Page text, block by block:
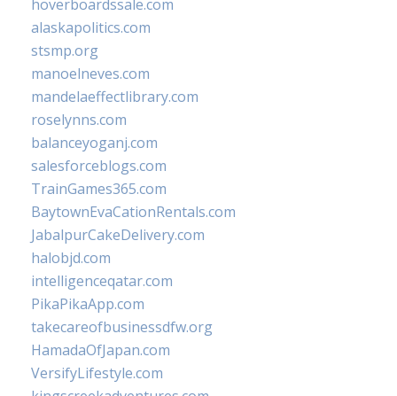
hoverboardssale.com
alaskapolitics.com
stsmp.org
manoelneves.com
mandelaeffectlibrary.com
roselynns.com
balanceyoganj.com
salesforceblogs.com
TrainGames365.com
BaytownEvaCationRentals.com
JabalpurCakeDelivery.com
halobjd.com
intelligenceqatar.com
PikaPikaApp.com
takecareofbusinessdfw.org
HamadaOfJapan.com
VersifyLifestyle.com